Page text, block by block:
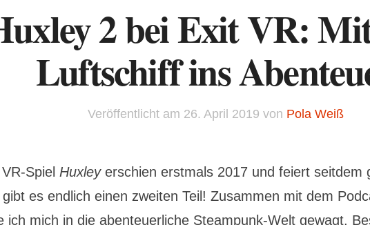
2 bei Exit VR:
Luftschiff ins
Veröffentlicht am 26. April 2019 von Pola Weiß
Spiel Huxley erschien erstmals 2017 und feiert seitdem
gibt es endlich einen zweiten Teil! Zusammen mit dem
ich mich in die abenteuerliche Steampunk-Welt gewagt.